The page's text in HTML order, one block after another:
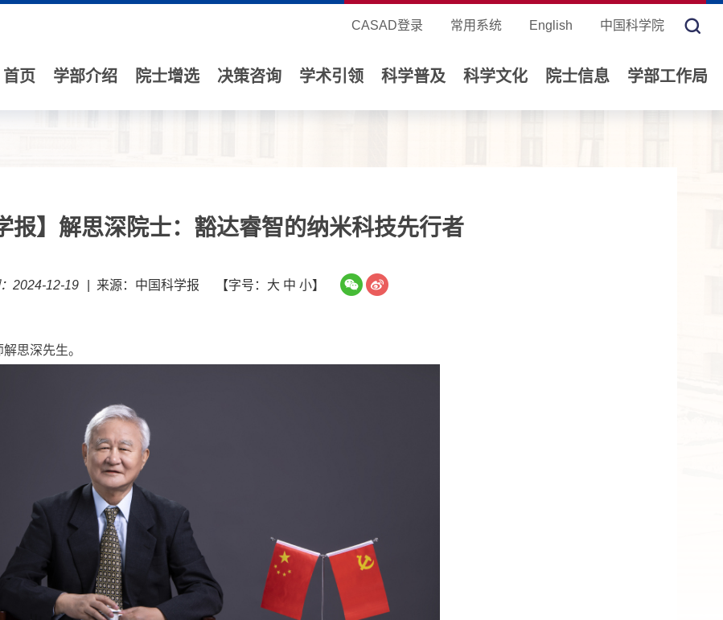
CASAD登录 常用系统 English 中国科学院
首页 学部介绍 院士增选 决策咨询 学术引领 科学普及 科学文化 院士信息 学部工作局
报】解思深院士：豁达睿智的纳米科技先行者
2024-12-19 来源：中国科学报 【字号： 大 中 小】
思深先生。